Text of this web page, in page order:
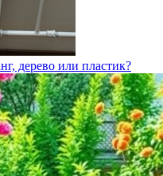
дерево или пластик?